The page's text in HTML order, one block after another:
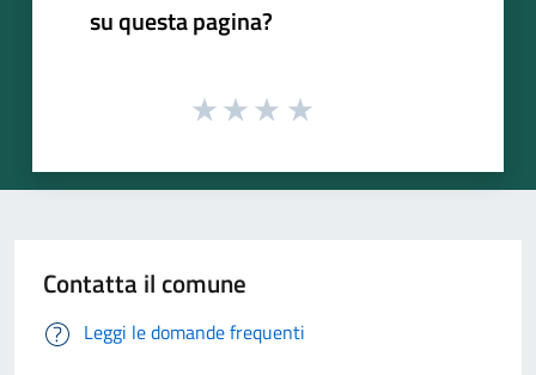
su questa pagina?
Contatta il comune
Leggi le domande frequenti